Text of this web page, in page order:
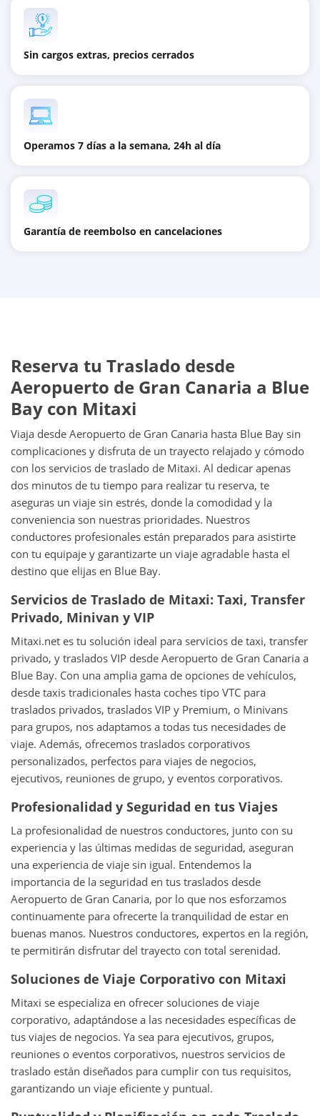
Sin cargos extras, precios cerrados
Operamos 7 días a la semana, 24h al día
Garantía de reembolso en cancelaciones
Reserva tu Traslado desde
Aeropuerto de Gran Canaria a Blue
Bay con Mitaxi
Viaja desde Aeropuerto de Gran Canaria hasta Blue Bay sin
complicaciones y disfruta de un trayecto relajado y cómodo
con los servicios de traslado de Mitaxi. Al dedicar apenas
dos minutos de tu tiempo para realizar tu reserva, te
aseguras un viaje sin estrés, donde la comodidad y la
conveniencia son nuestras prioridades. Nuestros
conductores profesionales están preparados para asistirte
con tu equipaje y garantizarte un viaje agradable hasta el
destino que elijas en Blue Bay.
Servicios de Traslado de Mitaxi: Taxi, Transfer
Privado, Minivan y VIP
Mitaxi.net es tu solución ideal para servicios de taxi, transfer
privado, y traslados VIP desde Aeropuerto de Gran Canaria a
Blue Bay. Con una amplia gama de opciones de vehículos,
desde taxis tradicionales hasta coches tipo VTC para
traslados privados, traslados VIP y Premium, o Minivans
para grupos, nos adaptamos a todas tus necesidades de
viaje. Además, ofrecemos traslados corporativos
personalizados, perfectos para viajes de negocios,
ejecutivos, reuniones de grupo, y eventos corporativos.
Profesionalidad y Seguridad en tus Viajes
La profesionalidad de nuestros conductores, junto con su
experiencia y las últimas medidas de seguridad, aseguran
una experiencia de viaje sin igual. Entendemos la
importancia de la seguridad en tus traslados desde
Aeropuerto de Gran Canaria, por lo que nos esforzamos
continuamente para ofrecerte la tranquilidad de estar en
buenas manos. Nuestros conductores, expertos en la región,
te permitirán disfrutar del trayecto con total serenidad.
Soluciones de Viaje Corporativo con Mitaxi
Mitaxi se especializa en ofrecer soluciones de viaje
corporativo, adaptándose a las necesidades específicas de
tus viajes de negocios. Ya sea para ejecutivos, grupos,
reuniones o eventos corporativos, nuestros servicios de
traslado están diseñados para cumplir con tus requisitos,
garantizando un viaje eficiente y puntual.